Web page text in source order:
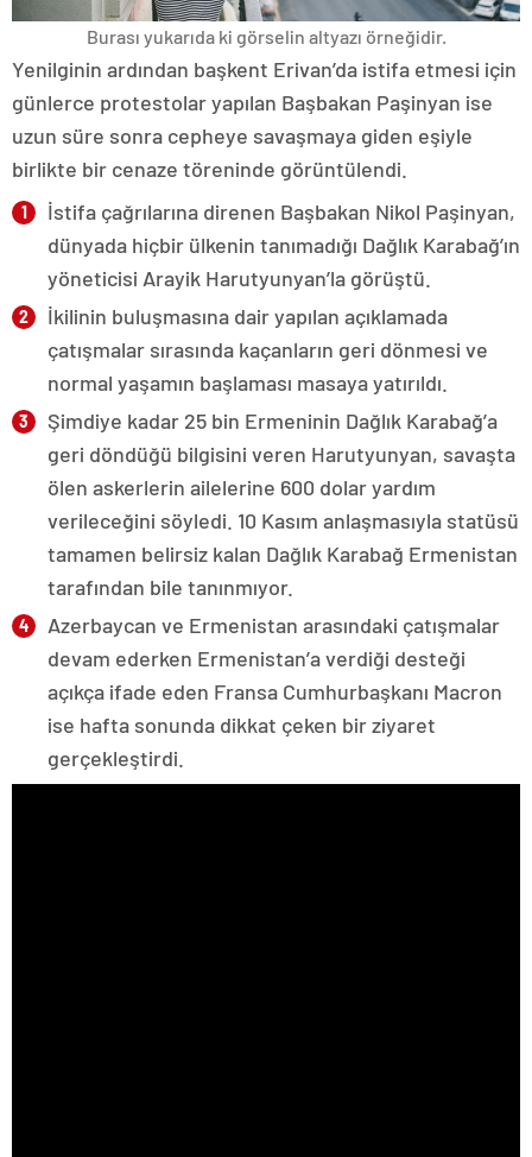
Burası yukarıda ki görselin altyazı örneğidir.
Yenilginin ardından başkent Erivan’da istifa etmesi için
günlerce protestolar yapılan Başbakan Paşinyan ise
uzun süre sonra cepheye savaşmaya giden eşiyle
birlikte bir cenaze töreninde görüntülendi.
İstifa çağrılarına direnen Başbakan Nikol Paşinyan,
dünyada hiçbir ülkenin tanımadığı Dağlık Karabağ’ın
yöneticisi Arayik Harutyunyan’la görüştü.
İkilinin buluşmasına dair yapılan açıklamada
çatışmalar sırasında kaçanların geri dönmesi ve
normal yaşamın başlaması masaya yatırıldı.
Şimdiye kadar 25 bin Ermeninin Dağlık Karabağ’a
geri döndüğü bilgisini veren Harutyunyan, savaşta
ölen askerlerin ailelerine 600 dolar yardım
verileceğini söyledi. 10 Kasım anlaşmasıyla statüsü
tamamen belirsiz kalan Dağlık Karabağ Ermenistan
tarafından bile tanınmıyor.
Azerbaycan ve Ermenistan arasındaki çatışmalar
devam ederken Ermenistan’a verdiği desteği
açıkça ifade eden Fransa Cumhurbaşkanı Macron
ise hafta sonunda dikkat çeken bir ziyaret
gerçekleştirdi.